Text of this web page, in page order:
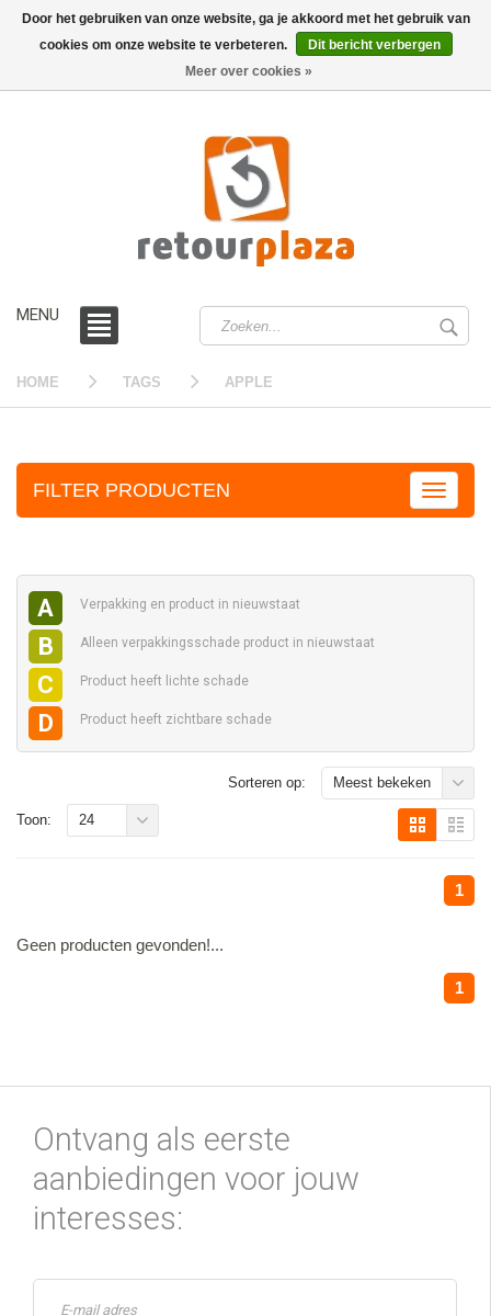
MENU
HOME TAGS APPLE
FILTER PRODUCTEN
A Verpakking en product in nieuwstaat
B Alleen verpakkingsschade product in nieuwstaat
C Product heeft lichte schade
D Product heeft zichtbare schade
Sorteren op: Meest bekeken
1
Toon: 24
Geen producten gevonden!...
1
Ontvang als eerste
aanbiedingen voor jouw
interesses:
Door het gebruiken van onze website, ga je akkoord met het gebruik van
cookies om onze website te verbeteren.
Dit bericht verbergen
Meer over cookies »